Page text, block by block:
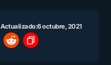
Actualizado:6 octubre, 2021